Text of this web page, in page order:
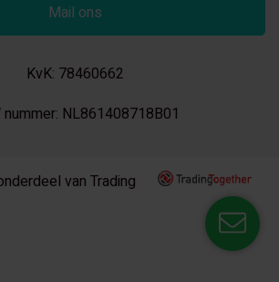
Mail ons
KvK: 78460662
nummer: NL861408718B01
van Trading